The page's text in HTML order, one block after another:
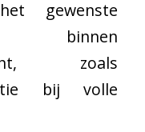
gewenste
zoals
bij volle